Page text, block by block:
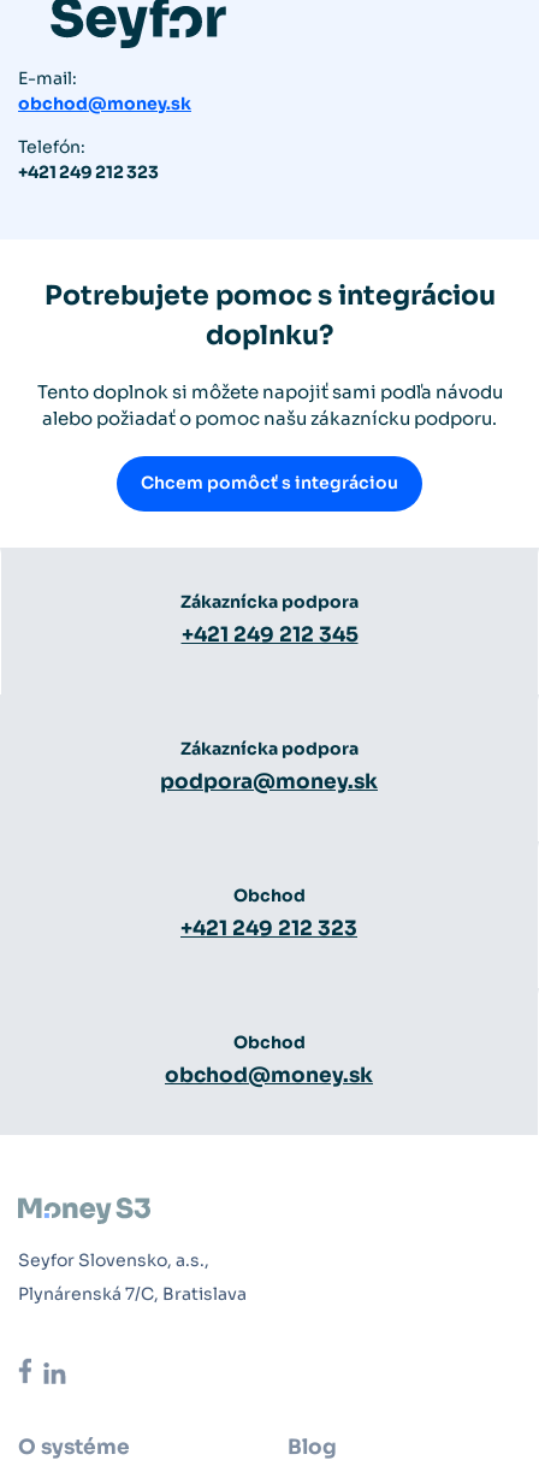
E-mail:
obchod@money.sk
Telefón:
+421 249 212 323
Potrebujete pomoc s integráciou
doplnku?
Tento doplnok si môžete napojiť sami podľa návodu
alebo požiadať o pomoc našu zákaznícku podporu.
Chcem pomôcť s integráciou
Zákaznícka podpora
+421 249 212 345
Zákaznícka podpora
podpora@money.sk
Obchod
+421 249 212 323
Obchod
obchod@money.sk
Seyfor Slovensko, a.s.,
Plynárenská 7/C, Bratislava
O systéme
Blog